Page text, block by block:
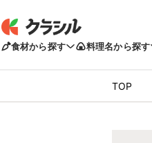
食材から探す 料理名から探す
TOP